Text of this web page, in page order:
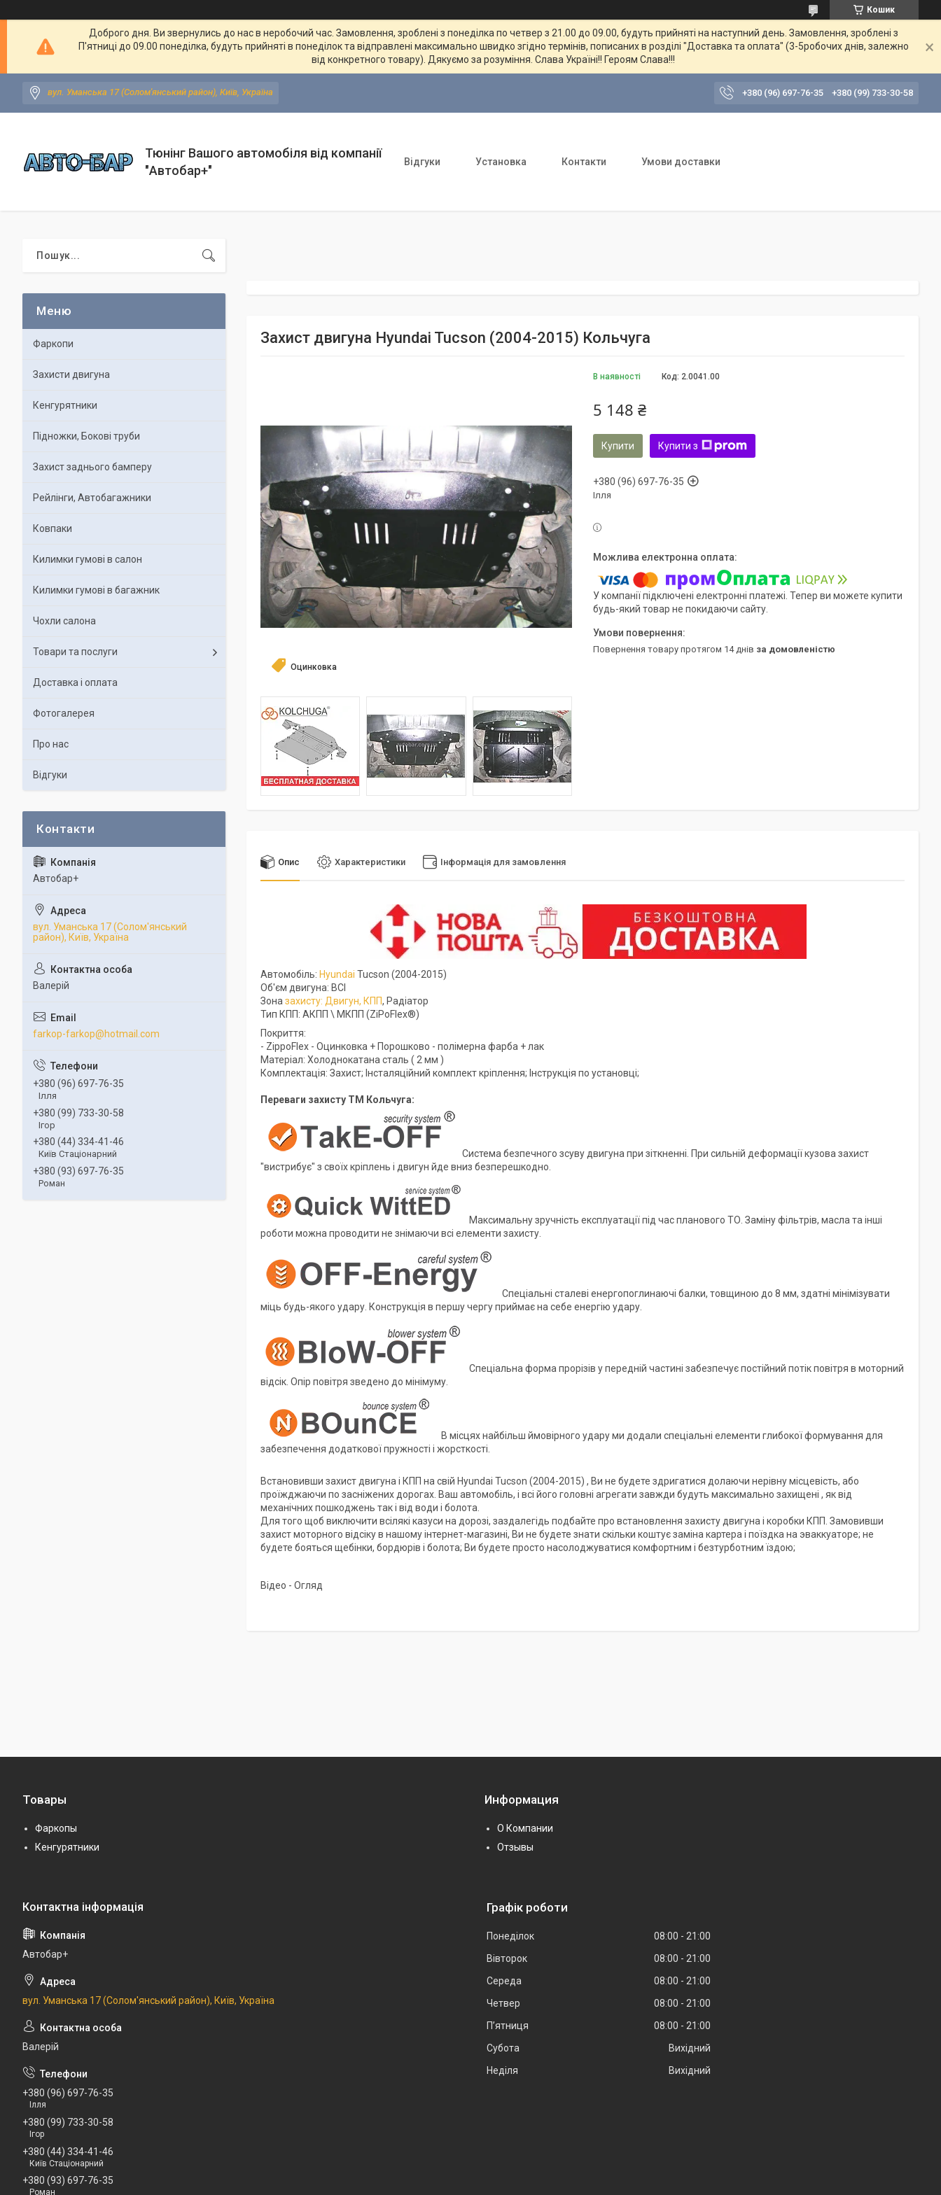
Кошик
Доброго дня. Ви звернулись до нас в неробочий час. Замовлення, зроблені з понеділка по четвер з 21.00 до 09.00, будуть прийняті на наступний день. Замовлення, зроблені з
П'ятниці до 09.00 понеділка, будуть прийняті в понеділок та відправлені максимально швидко згідно термінів, пописаних в розділі "Доставка та оплата" (3-5робочих днів, залежно
від конкретного товару). Дякуємо за розуміння. Слава Україні!! Героям Слава!!!
вул. Уманська 17 (Солом'янський район), Київ, Україна +380 (96) 697-76-35 +380 (99) 733-30-58
Тюнінг Вашого автомобіля від компанії
"Автобар+"
Відгуки Установка Контакти Умови доставки
Захист двигуна Hyundai Tucson (2004-2015) Кольчуга
Оцинковка
В наявності Код: 2.0041.00
5 148 ₴
Купити Купити з
+380 (96) 697-76-35
Ілля
У компанії підключені електронні платежі. Тепер ви можете купити
будь-який товар не покидаючи сайту.
повернення товару протягом 14 днів за домовленістю
Опис Характеристики Інформація для замовлення
Автомобіль: Hyundai Tucson (2004-2015)
Об'єм двигуна: ВСІ
Зона захисту: Двигун, КПП, Радіатор
Тип КПП: АКПП \ МКПП (ZiPoFlex®)
Покриття:
- ZippoFlex - Оцинковка + Порошково - полімерна фарба + лак
Матеріал: Холоднокатана сталь ( 2 мм )
Комплектація: Захист; Інсталяційний комплект кріплення; Інструкція по установці;
Переваги захисту ТМ Кольчуга:
Система безпечного зсуву двигуна при зіткненні. При сильній деформації кузова захист
"вистрибує" з своїх кріплень і двигун йде вниз безперешкодно.
Максимальну зручність експлуатації під час планового ТО. Заміну фільтрів, масла та інші
роботи можна проводити не знімаючи всі елементи захисту.
Спеціальні сталеві енергопоглинаючі балки, товщиною до 8 мм, здатні мінімізувати
міць будь-якого удару. Конструкція в першу чергу приймає на себе енергію удару.
Спеціальна форма прорізів у передній частині забезпечує постійний потік повітря в моторний
відсік. Опір повітря зведено до мінімуму.
В місцях найбільш ймовірного удару ми додали спеціальні елементи глибокої формування для
забезпечення додаткової пружності і жорсткості.
Встановивши захист двигуна і КПП на свій Hyundai Tucson (2004-2015) , Ви не будете здригатися долаючи нерівну місцевість, або
проїжджаючи по засніжених дорогах. Ваш автомобіль, і всі його головні агрегати завжди будуть максимально захищені , як від
механічних пошкоджень так і від води і болота.
Для того щоб виключити всілякі казуси на дорозі, заздалегідь подбайте про встановлення захисту двигуна і коробки КПП. Замовивши
захист моторного відсіку в нашому інтернет-магазині, Ви не будете знати скільки коштує заміна картера і поїздка на эваккуаторе; не
будете бояться щебінки, бордюрів і болота; Ви будете просто насолоджуватися комфортним і безтурботним їздою;
Відео - Огляд
Фаркопи
Захисти двигуна
Кенгурятники
Підножки, Бокові труби
Захист заднього бамперу
Рейлінги, Автобагажники
Ковпаки
Килимки гумові в салон
Килимки гумові в багажник
Чохли салона
Товари та послуги
Доставка і оплата
Фотогалерея
Про нас
Відгуки
Автобар+
вул. Уманська 17 (Солом'янський
район), Київ, Україна
Валерій
farkop-farkop@hotmail.com
+380 (96) 697-76-35
Ілля
+380 (99) 733-30-58
Ігор
+380 (44) 334-41-46
Київ Стаціонарний
+380 (93) 697-76-35
Роман
Товары
Фаркопы
Кенгурятники
Информация
О Компании
Отзывы
Автобар+
вул. Уманська 17 (Солом'янський район), Київ, Україна
Валерій
+380 (96) 697-76-35
Ілля
+380 (99) 733-30-58
Ігор
+380 (44) 334-41-46
Київ Стаціонарний
+380 (93) 697-76-35
Роман
Графік роботи
Понеділок 08:00
21:00
Вівторок
08:00
21:00
Середа
08:00
21:00
Четвер
08:00
21:00
Пʼятниця
08:00
21:00
Субота
Вихідний
Неділя
Вихідний